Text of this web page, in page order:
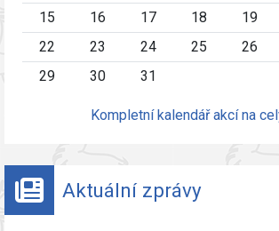
15
16 17 18 19
22
23 24 25 26
29
30 31
Kompletní kalendář akcí na
Aktuální zprávy